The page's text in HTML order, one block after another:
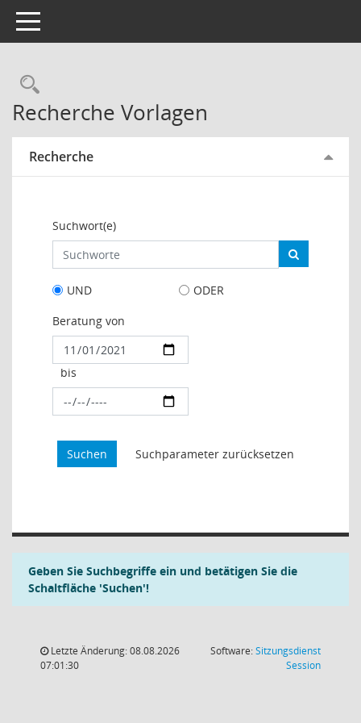
Toggle navigation
Rechercheauswahl
Recherche Vorlagen
Recherche
Suchwort(e)
UND
ODER
Beratung von
bis
Geben Sie Suchbegriffe ein und betätigen Sie die
Schaltfläche 'Suchen'!
Letzte Änderung: 08.08.2026
07:01:30
Software:Sitzungsdienst
Session(Wird in